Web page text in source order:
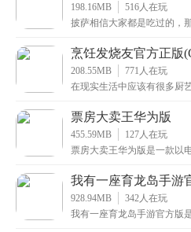
198.16MB 516 人在玩
披萨相信大家都是吃过的，
家带
烹饪发烧友官方正版
208.55MB 771 人在玩
在现实生活中应该有很多厨
发烧
票房大卖王华为版
455.59MB 127 人在玩
票房大卖王华为版是一款以
耳的背
我有一座育龙岛手游
928.94MB 342 人在玩
我有一座育龙岛手游官方版